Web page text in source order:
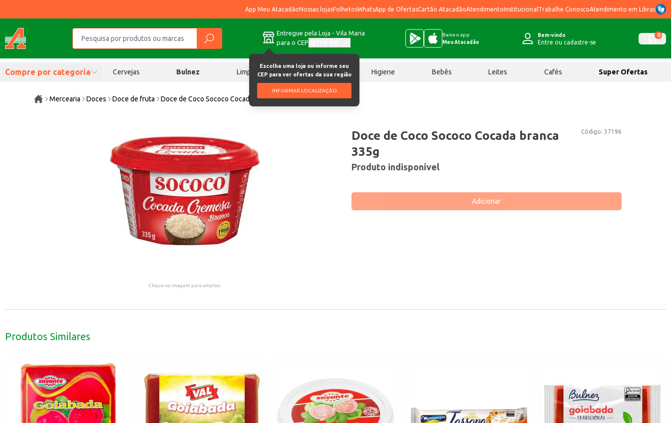
App Meu AtacadãoNossas lojasFolhetosWhatsApp de OfertasCartão AtacadãoAtendimentoInstitucional Trabalhe ConoscoAtendimento em Libras
Entregue pela Loja - Vila Maria
para o CEP
Escolha uma loja ou informe seu
CEP para ver ofertas da sua região
INFORMAR LOCALIZAÇÃO
Baixe o app
Meu Atacadão
Bem-vindo
Entre ou cadastre-se
0
Compre por categoria Cervejas Bulnez Limpeza Chocolates Higiene Bebês Leites Cafés Super Ofertas
Mercearia Doces Doce de fruta Doce de Coco Sococo Cocada branca 335g
Clique na imagem para ampliar.
Código: 37196
Doce de Coco Sococo Cocada branca
335g
Produto indisponível
Adicionar
Produtos Similares